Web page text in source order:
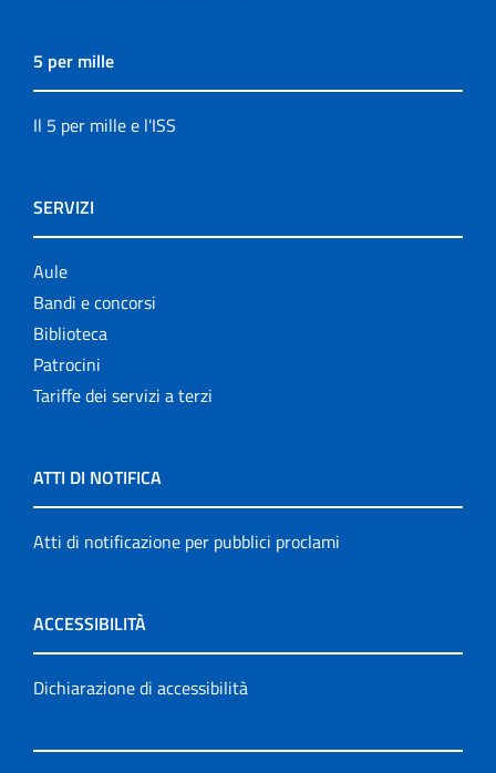
5 per mille
Il 5 per mille e l'ISS
SERVIZI
Aule
Bandi e concorsi
Biblioteca
Patrocini
Tariffe dei servizi a terzi
ATTI DI NOTIFICA
Atti di notificazione per pubblici proclami
ACCESSIBILITÀ
Dichiarazione di accessibilità